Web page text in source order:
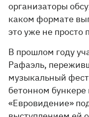
организаторы
каком формате
это уже не просто
В прошлом году
Рафаэль,
музыкальный
бетонном бункере
«Евровидение»